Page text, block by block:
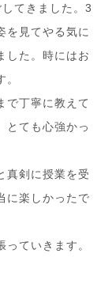
てきました。3
を見てやる気に
した。時にはお
で丁寧に教えて
とても心強かっ
真剣に授業を受
に楽しかったで
ていきます。